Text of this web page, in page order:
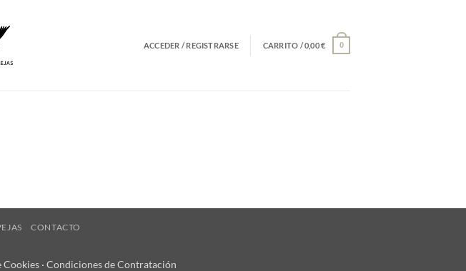
ACCEDER / REGISTRARSE CARRITO /0,00€ 0
CONTACTO
Cookies· Condiciones de Contratación